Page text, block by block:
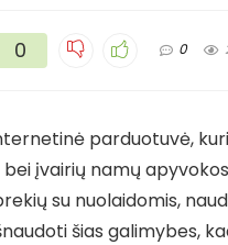
0 0
parduotuvė,
įvairių namų
su nuolaidomis,
šias galimybes,